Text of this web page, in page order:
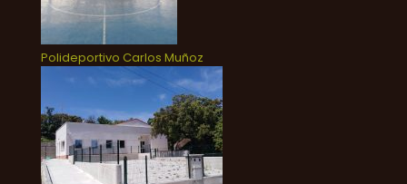
Polideportivo Carlos Muñoz